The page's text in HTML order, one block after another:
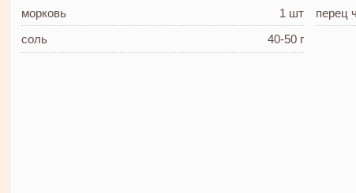
морковь
1 шт
соль
40-50 г
перец